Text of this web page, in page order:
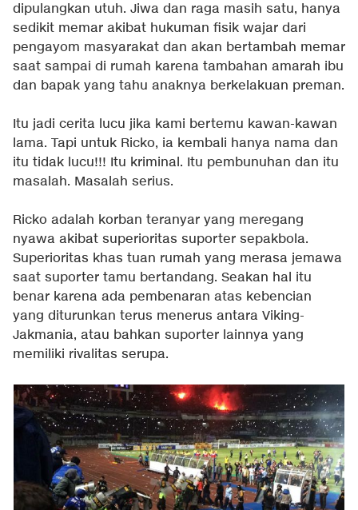
dipulangkan utuh. Jiwa dan raga masih satu, hanya
sedikit memar akibat hukuman fisik wajar dari
pengayom masyarakat dan akan bertambah memar
saat sampai di rumah karena tambahan amarah ibu
dan bapak yang tahu anaknya berkelakuan preman.
Itu jadi cerita lucu jika kami bertemu kawan-kawan
lama. Tapi untuk Ricko, ia kembali hanya nama dan
itu tidak lucu!!! Itu kriminal. Itu pembunuhan dan itu
masalah. Masalah serius.
Ricko adalah korban teranyar yang meregang
nyawa akibat superioritas suporter sepakbola.
Superioritas khas tuan rumah yang merasa jemawa
saat suporter tamu bertandang. Seakan hal itu
benar karena ada pembenaran atas kebencian
yang diturunkan terus menerus antara Viking-
Jakmania, atau bahkan suporter lainnya yang
memiliki rivalitas serupa.